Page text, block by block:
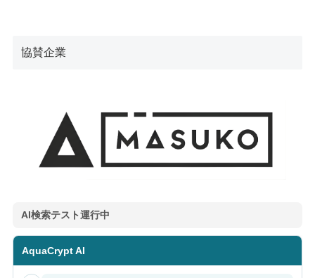
協賛企業
AI検索テスト運行中
AquaCrypt AI